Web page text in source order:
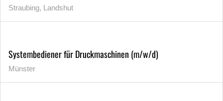
Straubing, Landshut
Systembediener für Druckmaschinen (m/w/d)
Münster